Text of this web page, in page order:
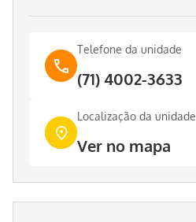
Telefone da unidade
(71) 4002-3633
Localização da unidade
Ver no mapa